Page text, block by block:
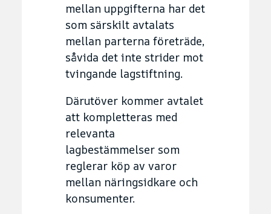
mellan uppgifterna har det
som särskilt avtalats
mellan parterna företräde,
såvida det inte strider mot
tvingande lagstiftning.
Därutöver kommer avtalet
att kompletteras med
relevanta
lagbestämmelser som
reglerar köp av varor
mellan näringsidkare och
konsumenter.